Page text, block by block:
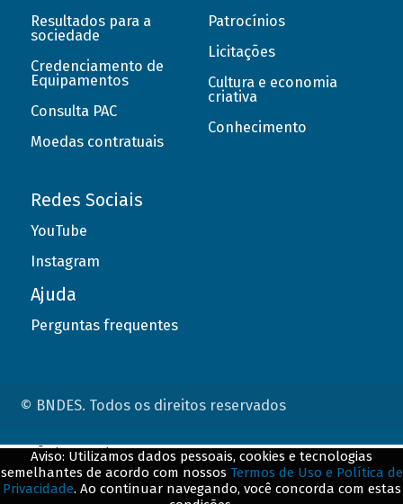
Resultados para a
sociedade
Credenciamento de
Equipamentos
Consulta PAC
Moedas contratuais
Patrocínios
Licitações
Cultura e economia
criativa
Conhecimento
Redes Sociais
YouTube
Instagram
Ajuda
Perguntas frequentes
© BNDES. Todos os direitos reservados
Aviso: Utilizamos dados pessoais, cookies e tecnologias
semelhantes de acordo com nossos Termos de Uso e Política de
Privacidade. Ao continuar navegando, você concorda com estas
ConteÃºdo complementar
${title}${badge}